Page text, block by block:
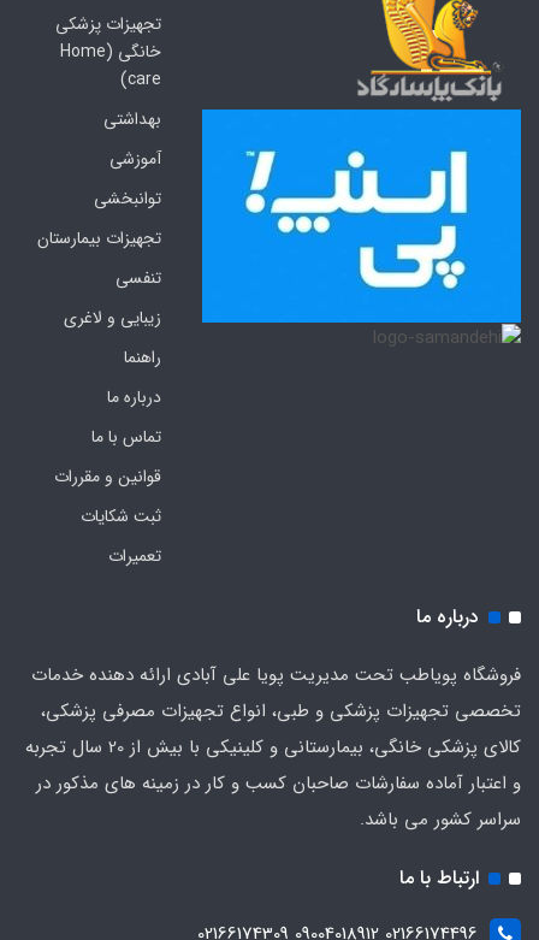
تجهیزات پزشکی
خانگی (Home
care)
بهداشتی
آموزشی
توانبخشی
تجهیزات بیمارستان
تنفسی
زیبایی و لاغری
راهنما
درباره ما
تماس با ما
قوانین و مقررات
ثبت شکایات
تعمیرات
درباره ما
فروشگاه پویاطب تحت مدیریت پویا علی آبادی ارائه دهنده خدمات
تخصصی تجهیزات پزشکی و طبی، انواع تجهیزات مصرفی پزشکی،
کالای پزشکی خانگی، بیمارستانی و کلینیکی با بیش از 20 سال تجربه
و اعتبار آماده سفارشات صاحبان کسب و کار در زمینه های مذکور در
سراسر کشور می باشد.
ارتباط با ما